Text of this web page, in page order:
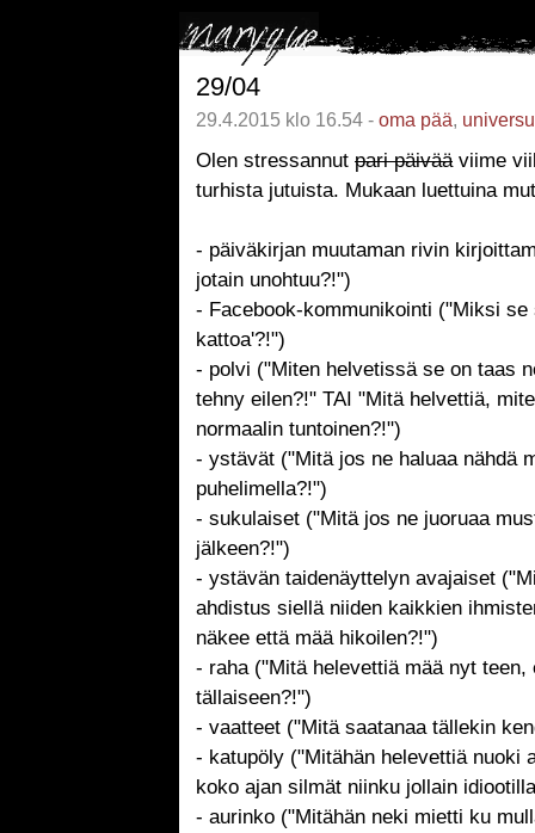
29/04
29.4.2015 klo 16.54 - oma pää,
Olen stressannut pari päivääviime
turhista jutuista. Mukaan luettuina
- päiväkirjan muutaman rivin
jotain unohtuu?!")
- Facebook-kommunikointi ("Miksi se
kattoa'?!")
- polvi ("Miten helvetissä se on taas
tehny eilen?!" TAI "Mitä helvettiä,
normaalin tuntoinen?!")
- ystävät ("Mitä jos ne haluaa nähdä
puhelimella?!")
- sukulaiset ("Mitä jos ne juoruaa
jälkeen?!")
- ystävän taidenäyttelyn avajaiset
ahdistus siellä niiden kaikkien
näkee että mää hikoilen?!")
- raha ("Mitä helevettiä mää nyt teen,
tällaiseen?!")
- vaatteet ("Mitä saatanaa tällekin
- katupöly ("Mitähän helevettiä nuoki
koko ajan silmät niinku jollain
- aurinko ("Mitähän neki mietti ku